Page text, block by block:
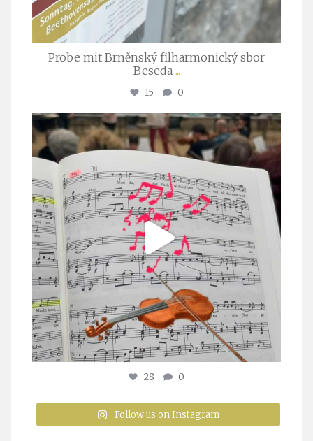
Probe mit Brněnský filharmonický sbor
Beseda ...
15 0
stuttgarter_oratorienchor
Juli 23
28 0
Follow us on Instagram